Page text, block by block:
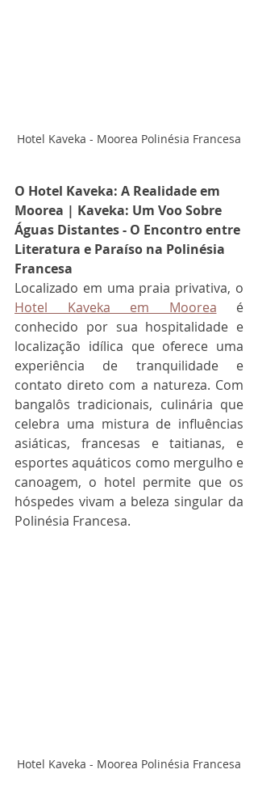
Hotel Kaveka - Moorea Polinésia Francesa
O Hotel Kaveka: A Realidade em
Moorea | Kaveka: Um Voo Sobre
Águas Distantes - O Encontro entre
Literatura e Paraíso na Polinésia
Francesa
Hotel Kaveka em Moorea é
conhecido por sua hospitalidade e
localização idílica que oferece uma
experiência de tranquilidade e
contato direto com a natureza. Com
bangalôs tradicionais, culinária que
celebra uma mistura de influências
asiáticas, francesas e taitianas, e
esportes aquáticos como mergulho e
canoagem, o hotel permite que os
hóspedes vivam a beleza singular da
Polinésia Francesa.
Hotel Kaveka - Moorea Polinésia Francesa